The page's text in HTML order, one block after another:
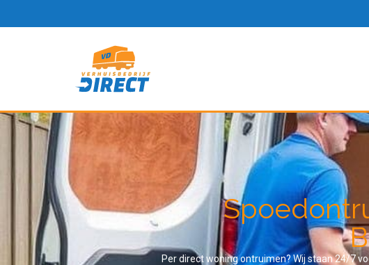
Per direct woning ontruimen? Wij staan 24/7